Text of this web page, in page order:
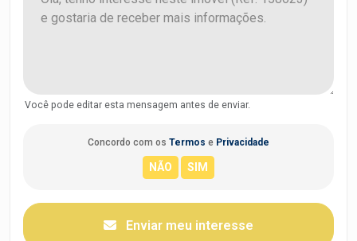
Você pode editar esta mensagem antes de enviar.
Concordo com os Termos e Privacidade
Enviar meu interesse